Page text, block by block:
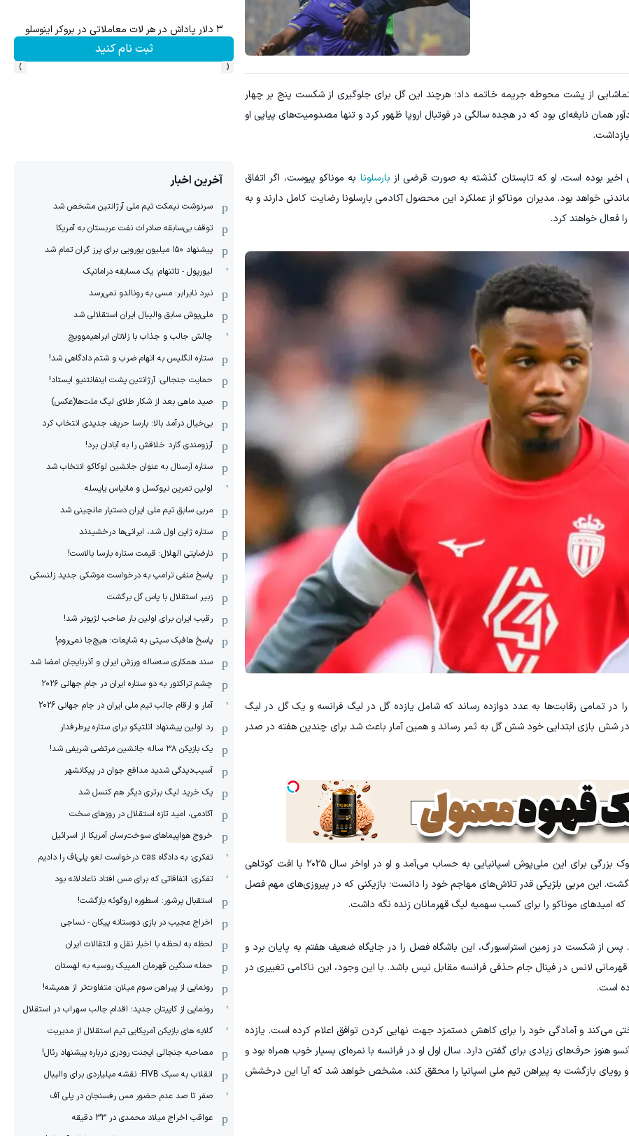
از پشت محوطه جریمه خاتمه داد؛ هرچند این گل برای جلوگیری از شکست پنج بر چهار
همان نابغه‌ای بود که در هجده سالگی در فوتبال اروپا ظهور کرد و تنها مصدومیت‌های پیاپی او
بوده است. او که تابستان گذشته به صورت قرضی از بارسلونا به موناکو پیوست، اگر اتفاق
خواهد بود. مدیران موناکو از عملکرد این محصول آکادمی بارسلونا رضایت کامل دارند و به
فعال خواهند کرد.
در تمامی رقابت‌ها به عدد دوازده رساند که شامل یازده گل در لیگ فرانسه و یک گل در لیگ
در شش بازی ابتدایی خود شش گل به ثمر رساند و همین آمار باعث شد برای چندین هفته در صدر
جدایی هوتر که حامی اصلی حضور او در تیم بود، شوک بزرگی برای این ملی‌پوش اسپانیایی به حساب می‌آمد و او در اواخر سال ۲۰۲۵ با افت کوتاهی
گشت. این مربی بلژیکی قدر تلاش‌های مهاجم خود را دانست؛ بازیکنی که در پیروزی‌های مهم فصل
امیدهای موناکو را برای کسب سهمیه لیگ قهرمانان زنده نگه داشت.
از شکست در زمین استراسبورگ، این باشگاه فصل را در جایگاه ضعیف هفتم به پایان برد و
قهرمانی لانس در فینال جام حذفی فرانسه مقابل نیس باشد. با این وجود، این ناکامی تغییری در
است.
می‌کند و آمادگی خود را برای کاهش دستمزد جهت نهایی کردن توافق اعلام کرده است. یازده
حرف‌های زیادی برای گفتن دارد. سال اول او در فرانسه با نمره‌ای بسیار خوب همراه بود و
و رویای بازگشت به پیراهن تیم ملی اسپانیا را محقق کند، مشخص خواهد شد که آیا این درخشش
۳ دلار پاداش در هر لات معاملاتی در بروکر اینوسلو
ثبت نام کنید
‹
›
آخرین اخبار
سرنوشت نیمکت تیم ملی آرژانتین مشخص شد
توقف بی‌سابقه صادرات نفت عربستان به آمریکا
پیشنهاد ۱۵۰ میلیون یورویی برای پرز گران تمام شد
لیورپول - تاتنهام؛ یک مسابقه دراماتیک
نبرد نابرابر: مسی به رونالدو نمی‌رسد
ملی‌پوش سابق والیبال ایران استقلالی شد
چالش جالب و جذاب با زلاتان ابراهیموویچ
ستاره انگلیس به اتهام ضرب و شتم دادگاهی شد!
حمایت جنجالی: آرژانتین پشت اینفانتنیو ایستاد!
صید ماهی بعد از شکار طلای لیگ ملت‌ها(عکس)
بی‌خیال درآمد بالا: بارسا حریف جدیدی انتخاب کرد
آرزومندی گارد خلاقش را به آبادان برد!
ستاره آرسنال به عنوان جانشین لوکاکو انتخاب شد
اولین تمرین نیوکسل و ماتیاس یایسله
مربی سابق تیم ملی ایران دستیار مانچینی شد
ستاره ژاپن اول شد، ایرانی‌ها درخشیدند
نارضایتی الهلال: قیمت ستاره بارسا بالاست!
پاسخ منفی ترامپ به درخواست موشکی جدید زلنسکی
زبیر استقلال با پاس گل برگشت
رقیب ایران برای اولین بار صاحب لژیونر شد!
پاسخ هافبک سیتی به شایعات: هیچ‌جا نمی‌روم!
سند همکاری سه‌ساله‌ ‌ورزش ایران و آذربایجان امضا شد
چشم تراکتور به دو ستاره ایران در جام جهانی ۲۰۲۶
آمار و ارقام جالب تیم ملی ایران در جام جهانی 2026
رد اولین پیشنهاد اتلتیکو برای ستاره پرطرفدار
یک بازیکن ۳۸ ساله جانشین مرتضی شریفی شد!
آسیب‌دیدگی شدید مدافع جوان در پیکانشهر
یک خرید لیگ برتری دیگر هم کنسل شد
آکادمی، امید تازه استقلال در روزهای سخت
خروج هواپیماهای سوخت‌رسان آمریکا از اسرائیل
تفکری: به دادگاه cas درخواست لغو پلی‌اف را دادیم
تفکری: اتفاقاتی که برای مس افتاد ناعادلانه بود
استقبال پرشور: اسطوره اروگوئه بازگشت!
اخراج عجیب در بازی دوستانه پیکان - نساجی
لحظه به لحظه با اخبار نقل و انتقالات ایران
حمله سنگین قهرمان المپیک روسیه به لهستان
رونمایی از پیراهن سوم میلان: متفاوت‌تر از همیشه!
رونمایی از کاپیتان جدید؛ اقدام جالب سهراب در استقلال
گلایه های بازیکن آمریکایی تیم استقلال از مدیریت
مصاحبه جنجالی ایجنت رودری درباره پیشنهاد رئال!
انقلاب به سبک FIVB: نقشه میلیاردی برای والیبال
صفر تا صد عدم حضور مس رفسنجان در پلی آف
عواقب اخراج میلاد محمدی در 33 دقیقه